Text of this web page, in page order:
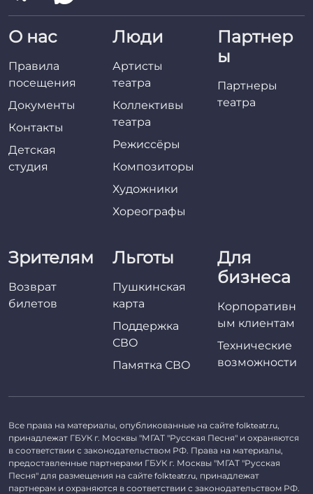
О нас
Правила
посещения
Документы
Контакты
Детская
студия
Люди
Артисты
театра
Коллективы
театра
Режиссёры
Композиторы
Художники
Хореографы
Партнер
ы
Партнеры
театра
Зрителям
Возврат
билетов
Льготы
Пушкинская
карта
Поддержка
СВО
Памятка СВО
Для
бизнеса
Корпоративн
ым клиентам
Технические
возможности
Все права на материалы, опубликованные на сайте folkteatr.ru,
принадлежат ГБУК г. Москвы "МГАТ "Русская Песня" и охраняются
в соответствии с законодательством РФ. Права на материалы,
предоставленные партнерами ГБУК г. Москвы "МГАТ "Русская
Песня" для размещения на сайте folkteatr.ru, принадлежат
партнерам и охраняются в соответствии с законодательством РФ.